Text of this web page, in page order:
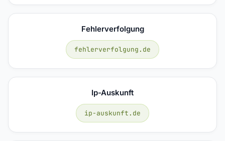
Fehlerverfolgung
fehlerverfolgung.de
Ip-Auskunft
ip-auskunft.de